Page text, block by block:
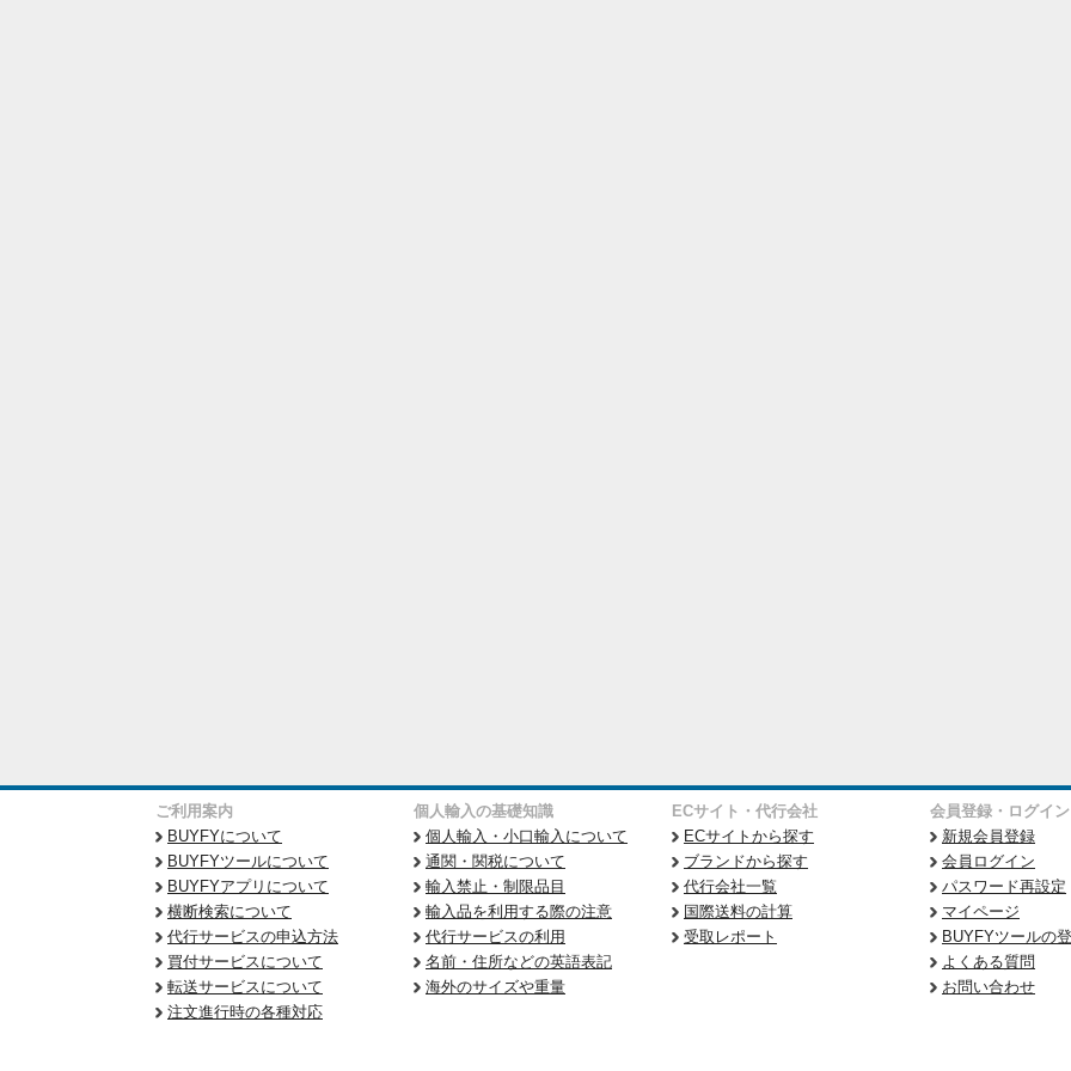
ご利用案内
BUYFYについて
BUYFYツールについて
BUYFYアプリについて
横断検索について
代行サービスの申込方法
買付サービスについて
転送サービスについて
注文進行時の各種対応
個人輸入の基礎知識
個人輸入・小口輸入について
通関・関税について
輸入禁止・制限品目
輸入品を利用する際の注意
代行サービスの利用
名前・住所などの英語表記
海外のサイズや重量
ECサイト・代行会社
ECサイトから探す
ブランドから探す
代行会社一覧
国際送料の計算
受取レポート
会員登録・ログイン
新規会員登録
会員ログイン
パスワード再設定
マイページ
BUYFYツールの
よくある質問
お問い合わせ